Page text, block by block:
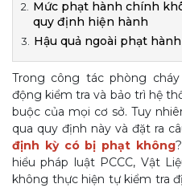
Mức phạt hành chính
quy định hiện hành
Hậu quả ngoài phạt
Trong công tác phòng cháy
động kiểm tra và bảo trì hệ
buộc của mọi cơ sở. Tuy
qua quy định này và đặt ra
định kỳ có bị phạt không
hiểu pháp luật PCCC, Vật
không thực hiện tự kiểm tra